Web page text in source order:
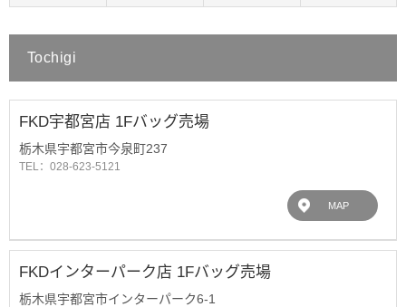
Tochigi
FKD宇都宮店 1Fバッグ売場
栃木県宇都宮市今泉町237
TEL：028-623-5121
MAP
FKDインターパーク店 1Fバッグ売場
栃木県宇都宮市インターパーク6-1